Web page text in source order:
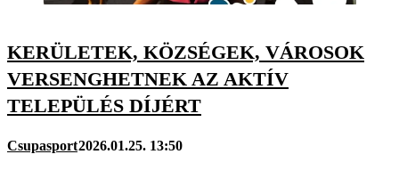
KERÜLETEK, KÖZSÉGEK, VÁROSOK
VERSENGHETNEK AZ AKTÍV
TELEPÜLÉS DÍJÉRT
Csupasport2026.01.25. 13:50